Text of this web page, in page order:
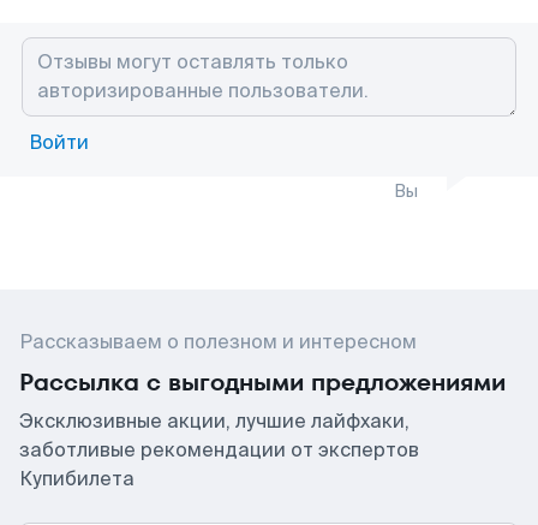
Войти
Вы
Рассказываем о полезном и интересном
Рассылка с выгодными предложениями
Эксклюзивные акции, лучшие лайфхаки,
заботливые рекомендации от экспертов
Купибилета